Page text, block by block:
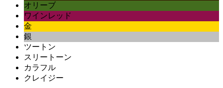
オリーブ
ワインレッド
金
銀
ツートン
スリートーン
カラフル
クレイジー